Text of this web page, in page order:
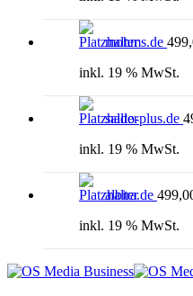
mohms.de
inkl. 19 % MwSt.
saldo-plus.de
inkl. 19 % MwSt.
albira.de
inkl. 19 % MwSt.